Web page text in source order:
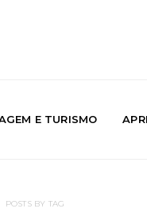
E TURISMO
POSTS BY TAG